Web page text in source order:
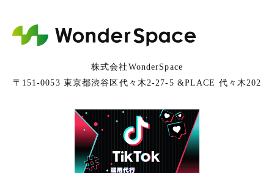
株式会社WonderSpace
〒151-0053 東京都渋谷区代々木2-27-5 &PLACE 代々木202